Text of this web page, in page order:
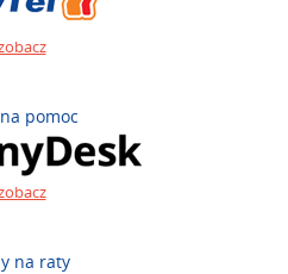
pomoc
na raty